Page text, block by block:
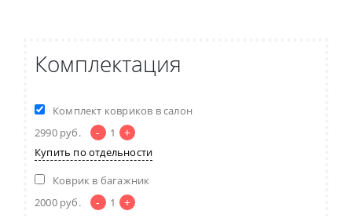
Комплектация
Комплект ковриков в салон
2990 руб. - 1 +
Купить по отдельности
Коврик в багажник
2000 руб. - 1 +